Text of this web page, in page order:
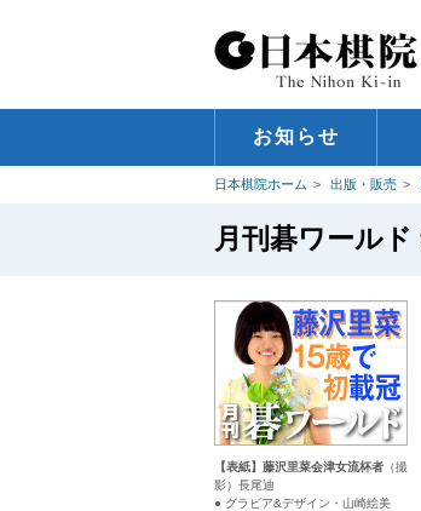
お知らせ
日本棋院ホーム 出版・販売
月刊碁ワールド
【表紙】藤沢里菜会津女流杯者 （撮
影）長尾迪
● グラビア&デザイン・山崎絵美